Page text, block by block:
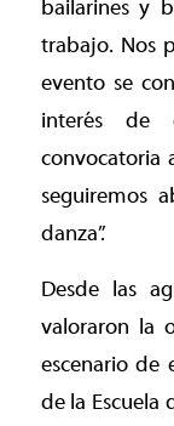
bailarines y
trabajo. Nos
evento se
interés de
convocatoria
seguiremos
danza”.
Desde las
valoraron la
escenario de
de la Escuela